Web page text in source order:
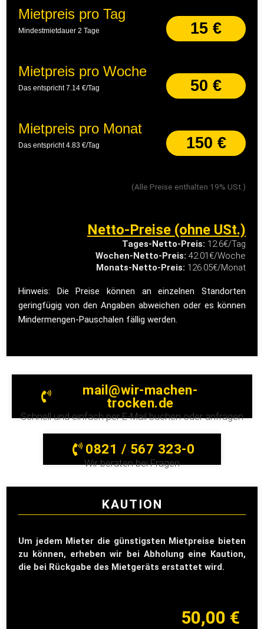
Mietpreis pro Tag
Mindestmietdauer 2 Tage 15 €
Mietpreis pro Woche
Das entspricht 7.14 €/Tag 50 €
Mietpreis pro Monat
Das entspricht 4.83 €/Tag 150 €
(Alle Preise enthalten 19% USt.)
Netto-Preise (ohne USt.)
Tages-Netto-Preis: 12.6€/Tag
Wochen-Netto-Preis: 42.01€/Woche
Monats-Netto-Preis: 126.05€/Monat
Hinweis: Die Preise können an einzelnen Standorten
geringfügig von den Angaben abweichen oder es können
Mindermengen-Pauschalen fällig werden.
mail@wir-machen-
trocken.de
Schnell und einfach per E-Mail buchen oder anfragen
0821 / 567 323-0
Wir beraten bei Fragen
KAUTION
Um jedem Mieter die günstigsten Mietpreise bieten
zu können, erheben wir bei Abholung eine Kaution,
die bei Rückgabe des Mietgeräts erstattet wird.
50,00 €